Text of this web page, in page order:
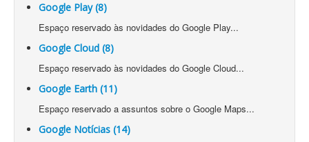
Google Play (8)
Espaço reservado às novidades do Google Play...
Google Cloud (8)
Espaço reservado às novidades do Google Cloud...
Google Earth (11)
Espaço reservado a assuntos sobre o Google Maps...
Google Notícias (14)